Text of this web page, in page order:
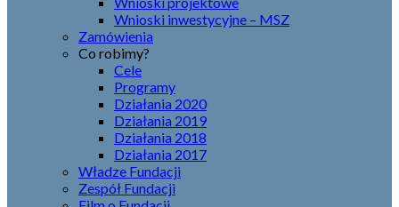
Wnioski inwestycyjne – MSZ
Zamówienia
Co robimy?
Cele
Programy
Działania 2020
Działania 2019
Działania 2018
Działania 2017
Władze Fundacji
Zespół Fundacji